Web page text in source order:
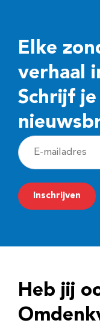
Elke
verhaal
Schrijf
E
-
m
a
r
e
Inschrijven
Heb jij